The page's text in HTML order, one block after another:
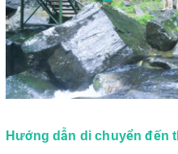
Hướng dẫn di chuyển đến